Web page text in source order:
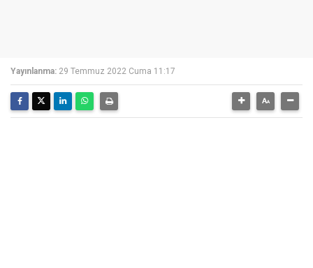
Yayınlanma: 29 Temmuz 2022 Cuma 11:17